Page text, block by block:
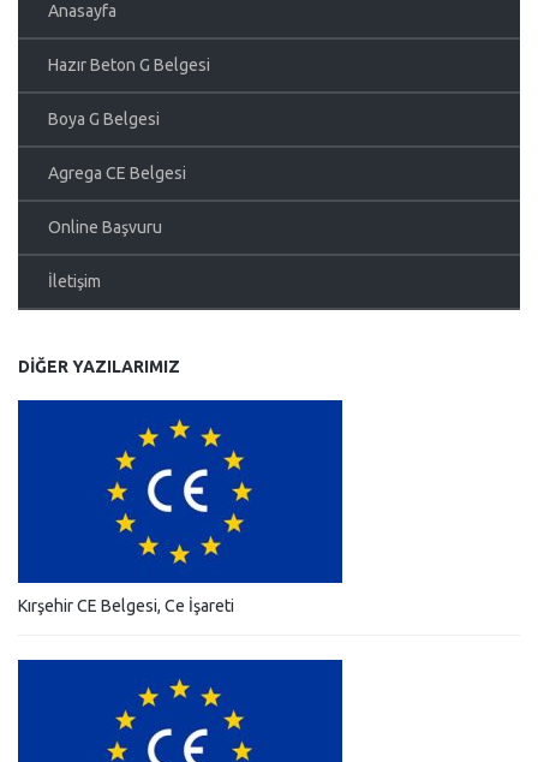
Anasayfa
Hazır Beton G Belgesi
Boya G Belgesi
Agrega CE Belgesi
Online Başvuru
İletişim
DIĞER YAZILARIMIZ
Kırşehir CE Belgesi, Ce İşareti